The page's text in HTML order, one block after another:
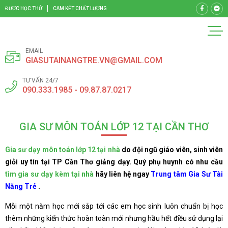
ĐƯỢC HỌC THỬ CAM KẾT CHẤT LƯỢNG
EMAIL
GIASUTAINANGTRE.VN@GMAIL.COM
TƯ VẤN 24/7
090.333.1985 - 09.87.87.0217
GIA SƯ MÔN TOÁN LỚP 12 TẠI CẦN THƠ
Gia sư dạy môn toán lớp 12 tại nhà do đội ngũ giáo viên, sinh viên
giỏi uy tín tại TP Cần Thơ giảng dạy. Quý phụ huynh có nhu cầu
tìm gia sư dạy kèm tại nhà hãy liên hệ ngay Trung tâm Gia Sư Tài
Năng Trẻ .
Mỗi một năm học mới sắp tới các em học sinh luôn chuẩn bị học
thêm những kiến thức hoàn toàn mới nhưng hầu hết điều sử dụng lại